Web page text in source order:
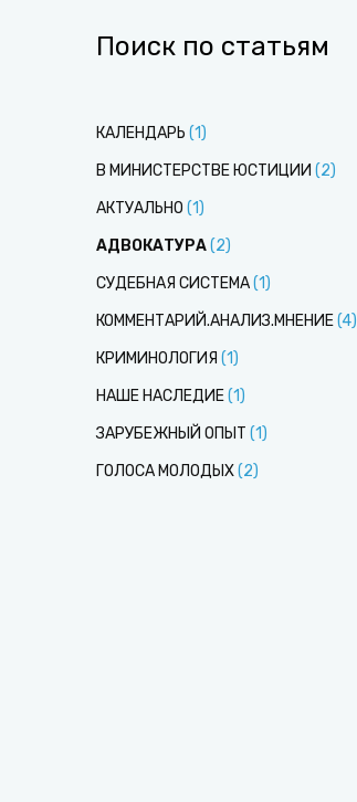
Поиск по статьям
КАЛЕНДАРЬ (1)
В МИНИСТЕРСТВЕ ЮСТИЦИИ (2)
АКТУАЛЬНО (1)
АДВОКАТУРА(2)
СУДЕБНАЯ СИСТЕМА(1)
КОММЕНТАРИЙ.АНАЛИЗ.МНЕНИЕ(4)
КРИМИНОЛОГИЯ (1)
НАШЕ НАСЛЕДИЕ(1)
ЗАРУБЕЖНЫЙ ОПЫТ (1)
ГОЛОСА МОЛОДЫХ(2)